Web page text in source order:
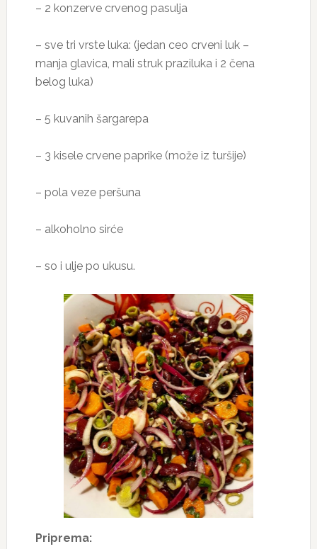
– 2 konzerve crvenog pasulja
– sve tri vrste luka: (jedan ceo crveni luk –
manja glavica, mali struk praziluka i 2 čena
belog luka)
– 5 kuvanih šargarepa
– 3 kisele crvene paprike (može iz turšije)
– pola veze peršuna
– alkoholno sirće
– so i ulje po ukusu.
Priprema: